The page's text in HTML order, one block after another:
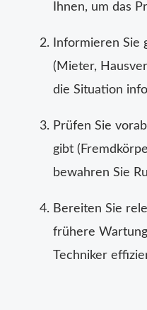
Ihnen, um das
Informieren Sie
(Mieter,
die Situation
Prüfen Sie
gibt
bewahren Sie
Bereiten Sie
frühere
Techniker